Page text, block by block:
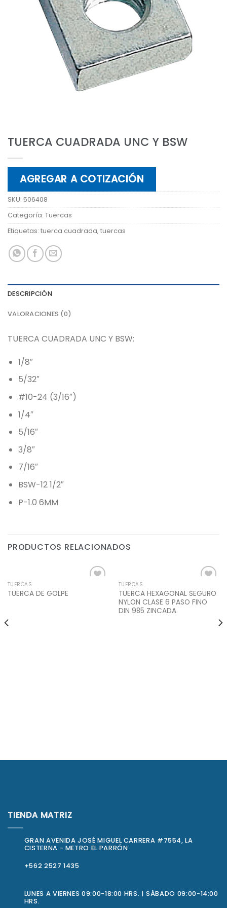
TUERCA CUADRADA UNC Y BSW
AGREGAR A COTIZACIÓN
SKU: 506408
Categoría: Tuercas
Etiquetas: tuerca cuadrada, tuercas
DESCRIPCIÓN
VALORACIONES (0)
TUERCA CUADRADA UNC Y BSW:
1/8″
5/32″
#10-24 (3/16″)
1/4″
5/16″
3/8″
7/16″
BSW-12 1/2″
P-1.0 6MM
PRODUCTOS RELACIONADOS
TUERCAS
TUERCA DE GOLPE
Add to
Wishlist
TUERCAS
TUERCA HEXAGONAL SEGURO
NYLON CLASE 6 PASO FINO
DIN 985 ZINCADA
TIENDA MATRIZ
GRAN AVENIDA JOSÉ MIGUEL CARRERA #7554, LA
CISTERNA - METRO EL PARRÓN
+562 2527 1435
LUNES A VIERNES 09:00-18:00 HRS. | SÁBADO 09:00-14:00
HRS.